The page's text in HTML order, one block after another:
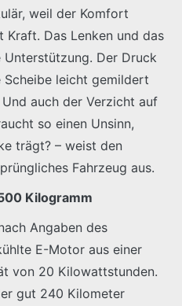
weil der Komfort
Das Lenken und das
Unterstützung. Der Druck
leicht gemildert
auch der Verzicht auf
so einen Unsinn,
trägt? – weist den
Fahrzeug aus.
Kilogramm
Angaben des
E-Motor aus einer
von 20 Kilowattstunden.
gut 240 Kilometer